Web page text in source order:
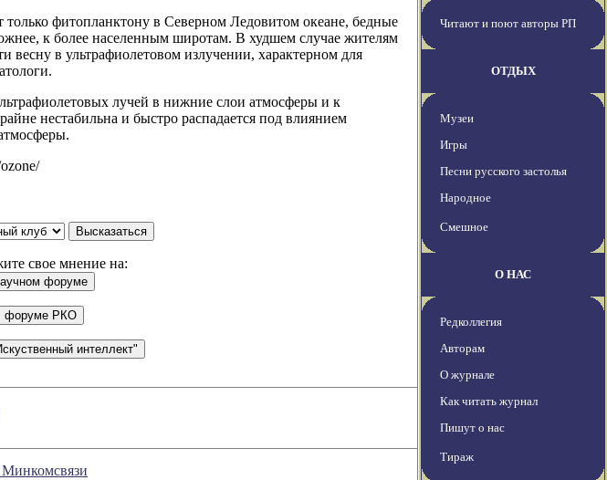
только фитопланктону в Северном Ледовитом океане, бедные
к более населенным широтам. В худшем случае жителям
весну в ультрафиолетовом излучении, характерном для
лучей в нижние слои атмосферы и к
нестабильна и быстро распадается под влиянием
свое мнение на:
Минкомсвязи
Читают и поют авторы РП
ОТДЫХ
Музеи
Игры
Песни русского застолья
Народное
Смешное
О НАС
Редколлегия
Авторам
О журнале
Как читать журнал
Пишут о нас
Тираж